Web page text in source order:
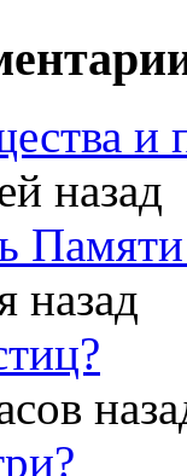
и
назад
назад